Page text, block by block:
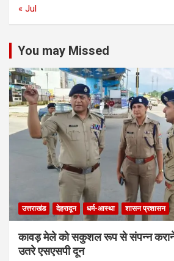
« Jul
You may Missed
उत्तराखंड देहरादून धर्म-आस्था शासन प्रशासन
कावड़ मेले को सकुशल रूप से संपन्न
उतरे एसएसपी दून